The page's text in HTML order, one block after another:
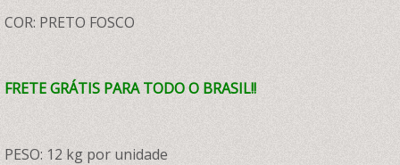
COR: PRETO FOSCO
FRETE GRÁTIS PARA TODO O BRASIL!!
PESO: 12 kg por unidade